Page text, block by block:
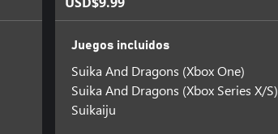
Juegos incluidos
Suika And Dragons (Xbox One)
Suika And Dragons (Xbox Series X/S)
Suikaiju